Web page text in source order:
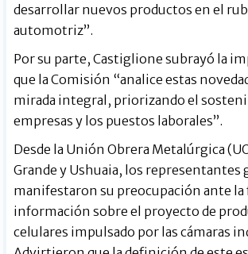
desarrollar nuevos productos en el
automotriz”.
Por su parte, Castiglione subrayó la
que la Comisión “analice estas
mirada integral, priorizando el
empresas y los puestos laborales”.
Desde la Unión Obrera Metalúrgica
Grande y Ushuaia, los representantes
manifestaron su preocupación ante la
información sobre el proyecto de
celulares impulsado por las cámaras